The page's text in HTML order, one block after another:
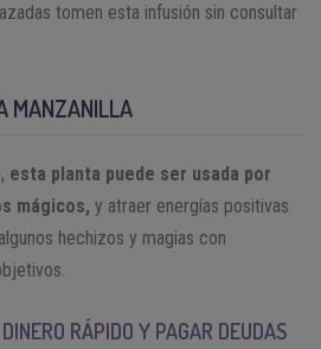
tomen esta infusión sin consultar
MANZANILLA
esta planta puede ser usada por
mágicos, y atraer energías positivas
hechizos y magias con
RÁPIDO Y PAGAR DEUDAS